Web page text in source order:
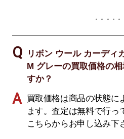
リボン ウール カーディ
M グレーの買取価格の
すか？
買取価格は商品の状態に
ます。査定は無料で行っ
こちらからお申し込み下